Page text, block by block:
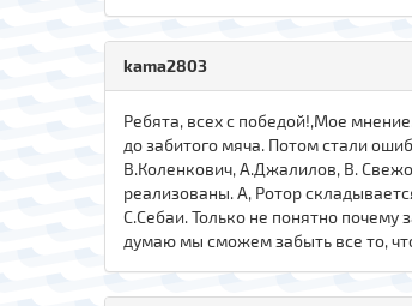
kama2803
Ребята, всех с победой!,Мое
до забитого мяча. Потом стали
В.Коленкович, А.Джалилов, В.
реализованы. А, Ротор
С.Себаи. Только не понятно почему
думаю мы сможем забыть все то,